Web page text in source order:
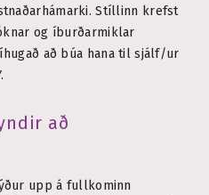
Stíllinn krefst
og íburðarmiklar
að búa hana til sjálf/ur
að
upp á fullkominn